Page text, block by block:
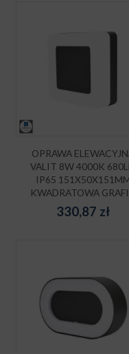
OPRAWA
VALIT 8W 4000K
IP65
KWADRATOWA
330,87 zł